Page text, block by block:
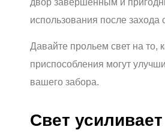
использования после захода
Давайте прольем свет на то,
приспособления могут
вашего забора.
Свет